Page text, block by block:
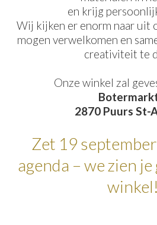
en krijg
Wij kijken er enorm naar uit
mogen verwelkomen en
creativiteit te
Onze winkel zal
2870 Puurs St-
Zet 19
agenda – we zien
winkel!